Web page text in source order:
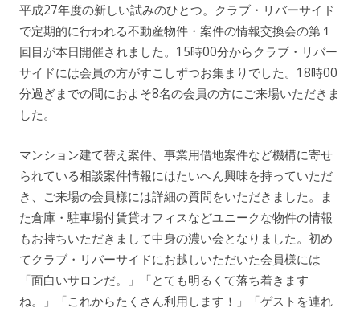
平成27年度の新しい試みのひとつ。クラブ・リバーサイド
で定期的に行われる不動産物件・案件の情報交換会の第１
回目が本日開催されました。15時00分からクラブ・リバー
サイドには会員の方がすこしずつお集まりでした。18時00
分過ぎまでの間におよそ8名の会員の方にご来場いただきま
した。
マンション建て替え案件、事業用借地案件など機構に寄せ
られている相談案件情報にはたいへん興味を持っていただ
き、ご来場の会員様には詳細の質問をいただきました。ま
た倉庫・駐車場付賃貸オフィスなどユニークな物件の情報
もお持ちいただきまして中身の濃い会となりました。初め
てクラブ・リバーサイドにお越しいただいた会員様には
「面白いサロンだ。」「とても明るくて落ち着きます
ね。」「これからたくさん利用します！」「ゲストを連れ